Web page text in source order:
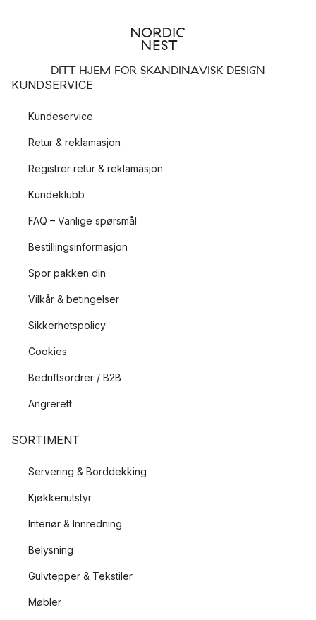
DITT HJEM FOR SKANDINAVISK DESIGN
KUNDSERVICE
Kundeservice
Retur & reklamasjon
Registrer retur & reklamasjon
Kundeklubb
FAQ – Vanlige spørsmål
Bestillingsinformasjon
Spor pakken din
Vilkår & betingelser
Sikkerhetspolicy
Cookies
Bedriftsordrer / B2B
Angrerett
SORTIMENT
Servering & Borddekking
Kjøkkenutstyr
Interiør & Innredning
Belysning
Gulvtepper & Tekstiler
Møbler